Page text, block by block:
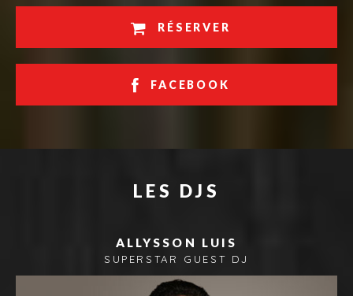
RÉSERVER
FACEBOOK
LES DJS
ALLYSSON LUIS
SUPERSTAR GUEST DJ